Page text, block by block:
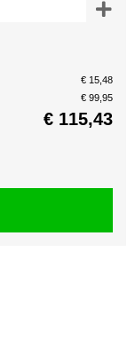
€ 15,48
€ 99,95
€ 115,43